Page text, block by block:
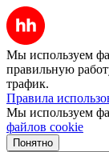
Мы используем
правильную
трафик.
Правила
Мы используем
файлов cookie
Понятно